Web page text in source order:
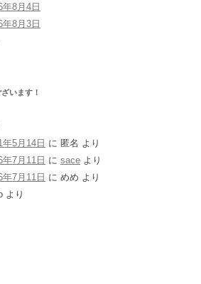
8月4日
8月3日
います！
5月14日 に 匿名 より
7月11日 に sace より
7月11日 に めめ より
より